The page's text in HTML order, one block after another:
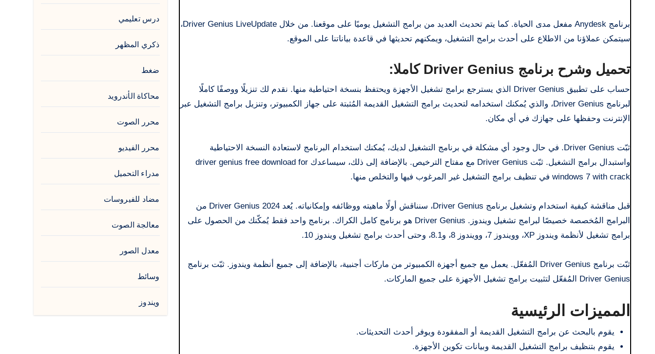
برنامج Anydesk مفعل مدى الحياة. كما يتم تحديث العديد من برامج التشغيل يوميًا على موقعنا. من خلال Driver Genius LiveUpdate،
سيتمكن عملاؤنا من الاطلاع على أحدث برامج التشغيل، ويمكنهم تحديثها في قاعدة بياناتنا على الموقع.
تحميل وشرح برنامج Driver Genius كاملا:
حساب على تطبيق Driver Genius الذي يسترجع برامج تشغيل الأجهزة ويحتفظ بنسخة احتياطية منها. نقدم لك تنزيلًا ووصفًا كاملًا
لبرنامج Driver Genius، والذي يُمكنك استخدامه لتحديث برامج التشغيل القديمة المُثبتة على جهاز الكمبيوتر، وتنزيل برامج التشغيل عبر
الإنترنت وحفظها على جهازك في أي مكان.
ثبّت Driver Genius. في حال وجود أي مشكلة في برنامج التشغيل لديك، يُمكنك استخدام البرنامج لاستعادة النسخة الاحتياطية
واستبدال برامج التشغيل. ثبّت Driver Genius مع مفتاح الترخيص. بالإضافة إلى ذلك، سيساعدك driver genius free download for
windows 7 with crack في تنظيف برامج التشغيل غير المرغوب فيها والتخلص منها.
قبل مناقشة كيفية استخدام وتشغيل برنامج Driver Genius، سنناقش أولًا ماهيته ووظائفه وإمكانياته. يُعد Driver Genius 2024 من
البرامج المُخصصة خصيصًا لبرامج تشغيل ويندوز. Driver Genius هو برنامج كامل الكراك. برنامج واحد فقط يُمكّنك من الحصول على
برامج تشغيل لأنظمة ويندوز XP، وويندوز 7، وويندوز 8، و8.1، وحتى أحدث برامج تشغيل ويندوز 10.
ثبّت برنامج Driver Genius المُفعّل. يعمل مع جميع أجهزة الكمبيوتر من ماركات أجنبية، بالإضافة إلى جميع أنظمة ويندوز. ثبّت برنامج
Driver Genius المُفعّل لتثبيت برامج تشغيل الأجهزة على جميع الماركات.
المميزات الرئيسية
يقوم بالبحث عن برامج التشغيل القديمة أو المفقودة ويوفر أحدث التحديثات.
يقوم بتنظيف برامج التشغيل القديمة وبيانات تكوين الأجهزة.
درس تعليمي
ذكري المظهر
ضغط
محاكاة الأندرويد
محرر الصوت
محرر الفيديو
مدراء التحميل
مضاد للفيروسات
معالجة الصوت
معدل الصور
وسائط
ويندوز